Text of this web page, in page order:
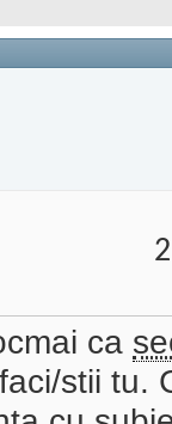
ca
stii tu.